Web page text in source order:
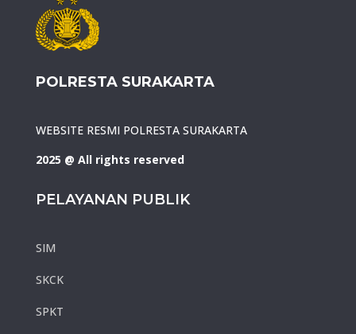
POLRESTA SURAKARTA
WEBSITE RESMI POLRESTA SURAKARTA
2025 @ All rights reserved
PELAYANAN PUBLIK
SIM
SKCK
SPKT